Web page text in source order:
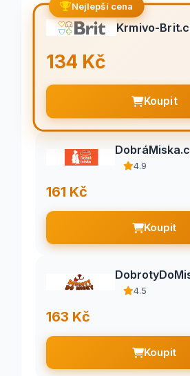
Nejlepší cena
Krmivo-
134 Kč
Koupit
4.9
161 Kč
Koupit
4.5
163 Kč
Koupit